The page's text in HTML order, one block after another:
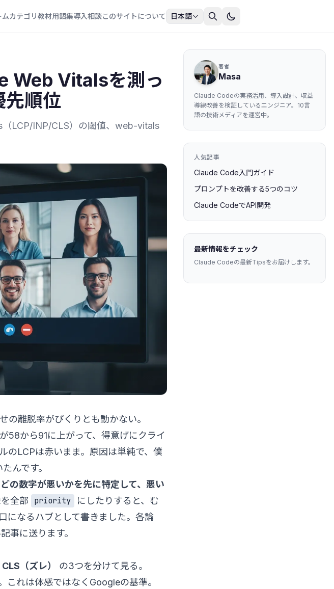
ムカテゴリ教材用語集導入相談このサイトについて 日本語
Web Vitalsを測っ
先順位
（LCP/INP/CLS）の閾値、web-vitals
の離脱率がぴくりとも動かない。
58から91に上がって、得意げにクライ
のLCPは赤いまま。原因は単純で、僕
んです。
どの数字が悪いかを先に特定して、悪い
全部 priority
にしたりすると、む
になるハブとして書きました。各論
事に送ります。
（ズレ）
の3つを分けて見る。
これは体感ではなくGoogleの基準。
著者
Masa
Claude Codeの実務活用、導入設計、収益
導線改善を検証しているエンジニア。10言
語の技術メディアを運営中。
人気記事
Claude Code入門ガイド
プロンプトを改善する5つのコツ
Claude CodeでAPI開発
最新情報をチェック
Claude Codeの最新Tipsをお届けします。